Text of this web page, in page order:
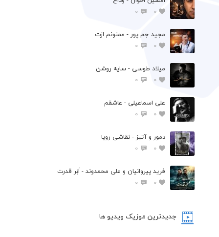
0
0
مجید جم پور - ممنونم ازت
0
0
میلاد طوسی - سایه روشن
0
0
علی اسماعیلی - عاشقم
0
0
دمور و آتیز - نقاشی رویا
0
0
فرید پیروانیان و علی محمدوند - اَبَر قدرت
0
0
جدیدترین موزیک ویدیو ها